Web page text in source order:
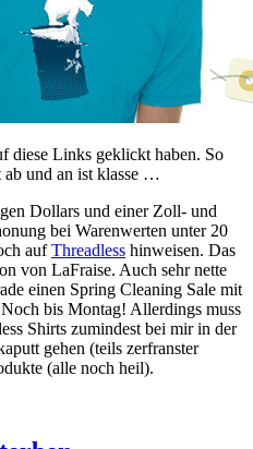
diese Links geklickt haben. So
ab und an ist klasse …
Dollars und einer Zoll- und
bei Warenwerten unter 20
aufThreadless hinweisen. Das
von LaFraise. Auch sehr nette
einen Spring Cleaning Sale mit
bis Montag! Allerdings muss
Shirts zumindest bei mir in der
gehen (teils zerfranster
(alle noch heil).